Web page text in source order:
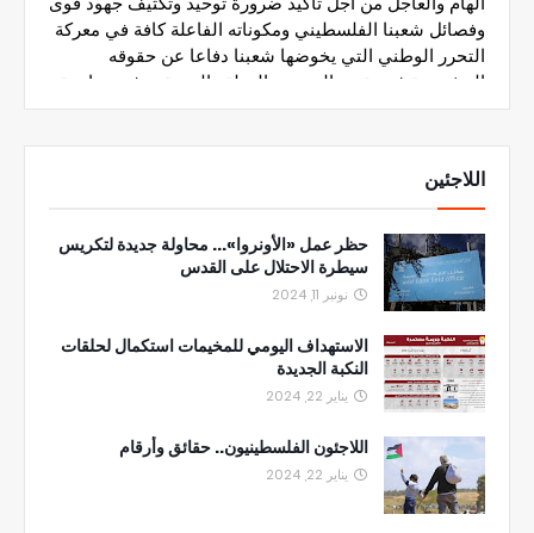
اللاجئين
حظر عمل «الأونروا»... محاولة جديدة لتكريس
سيطرة الاحتلال على القدس
نونبر 11, 2024
الاستهداف اليومي للمخيمات استكمال لحلقات
النكبة الجديدة
يناير 22, 2024
اللاجئون الفلسطينيون.. حقائق وأرقام
يناير 22, 2024